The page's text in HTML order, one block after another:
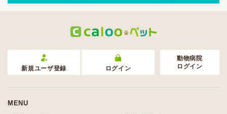
新規ユーザ登録 ログイン
動物病院
ログイン
MENU